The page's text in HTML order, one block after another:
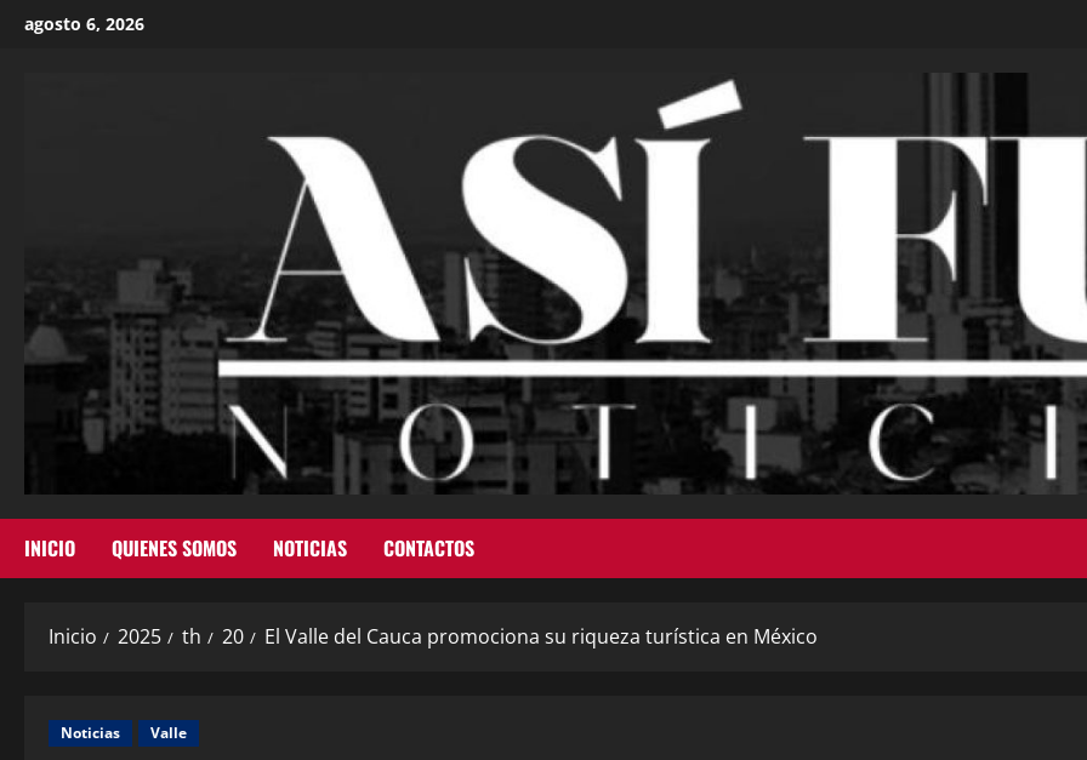
agosto 6, 2026
INICIO QUIENES SOMOS NOTICIAS CONTACTOS
Inicio 2025 th 20 El Valle del Cauca promociona su riqueza turística en México
Noticias Valle